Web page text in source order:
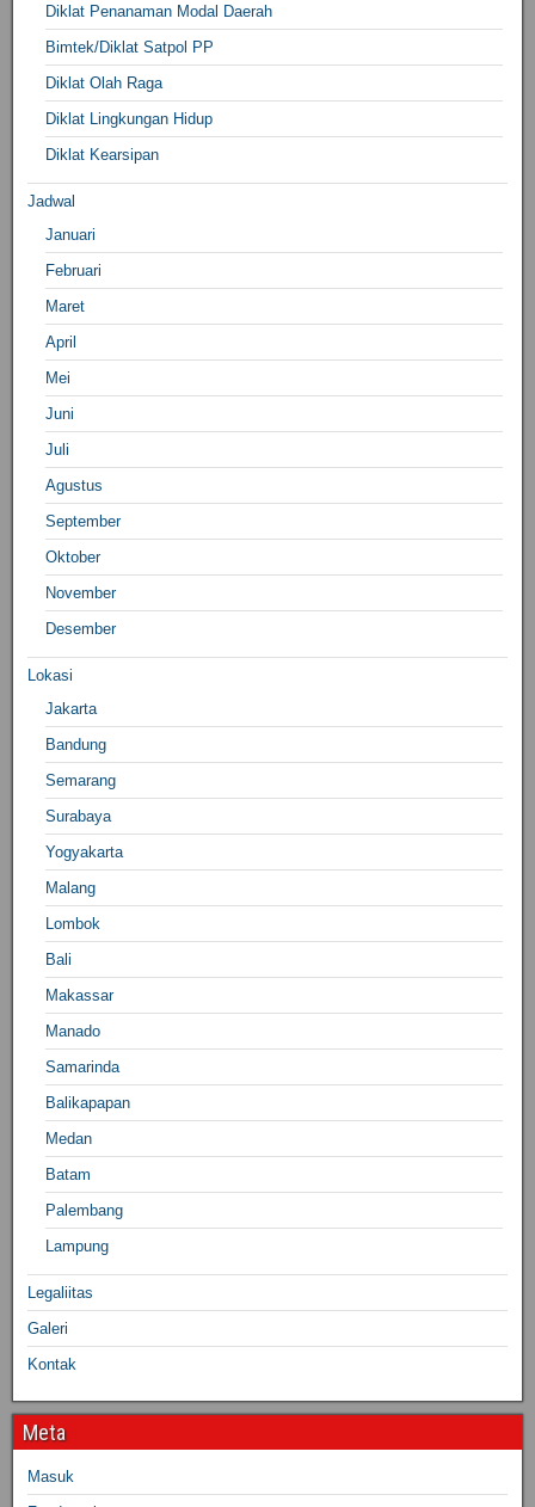
Diklat Penanaman Modal Daerah
Bimtek/Diklat Satpol PP
Diklat Olah Raga
Diklat Lingkungan Hidup
Diklat Kearsipan
Jadwal
Januari
Februari
Maret
April
Mei
Juni
Juli
Agustus
September
Oktober
November
Desember
Lokasi
Jakarta
Bandung
Semarang
Surabaya
Yogyakarta
Malang
Lombok
Bali
Makassar
Manado
Samarinda
Balikapapan
Medan
Batam
Palembang
Lampung
Legaliitas
Galeri
Kontak
Meta
Masuk